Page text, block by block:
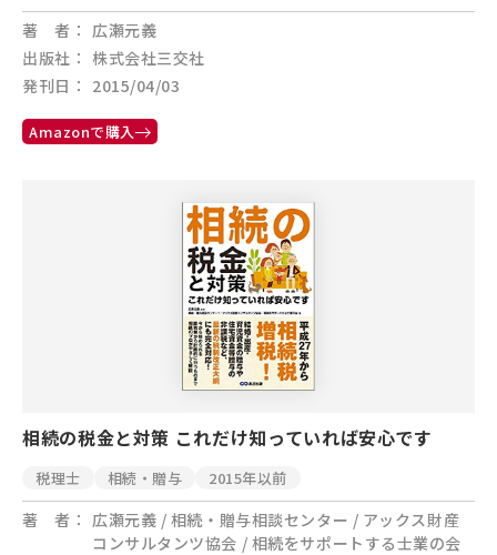
著 者
広瀬元義
出版社
株式会社三交社
発刊日
2015/04/03
Amazonで購入
相続の税金と対策 これだけ知っていれば安心です
税理士 相続・贈与 2015年以前
著 者
広瀬元義 / 相続・贈与相談センター / アックス財産
コンサルタンツ協会 / 相続をサポートする士業の会